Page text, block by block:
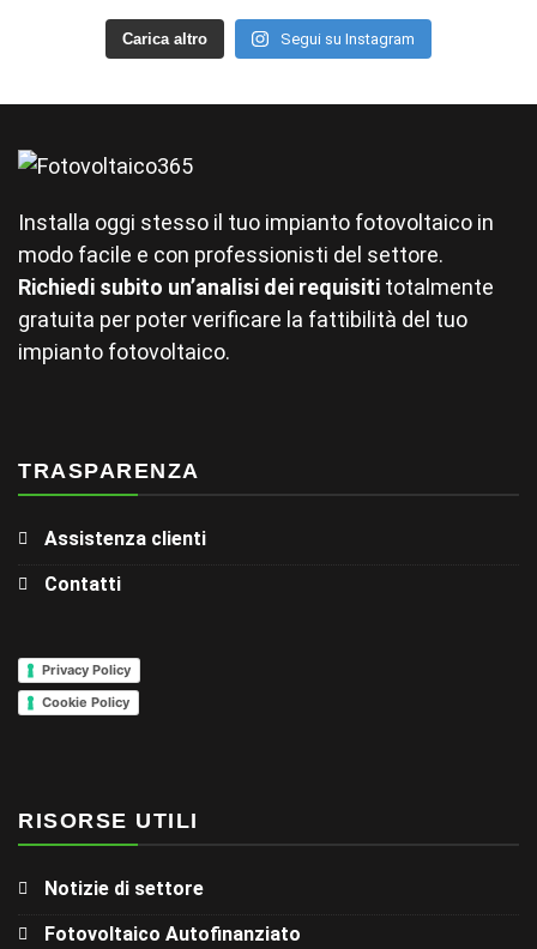
Carica altro Segui su Instagram
Installa oggi stesso il tuo impianto fotovoltaico in
modo facile e con professionisti del settore.
Richiedi subito un’analisi dei requisiti totalmente
gratuita per poter verificare la fattibilità del tuo
impianto fotovoltaico.
TRASPARENZA
Assistenza clienti
Contatti
Privacy Policy
Cookie Policy
RISORSE UTILI
Notizie di settore
Fotovoltaico Autofinanziato